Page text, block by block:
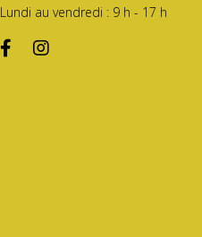
Lundi au vendredi : 9 h - 17 h